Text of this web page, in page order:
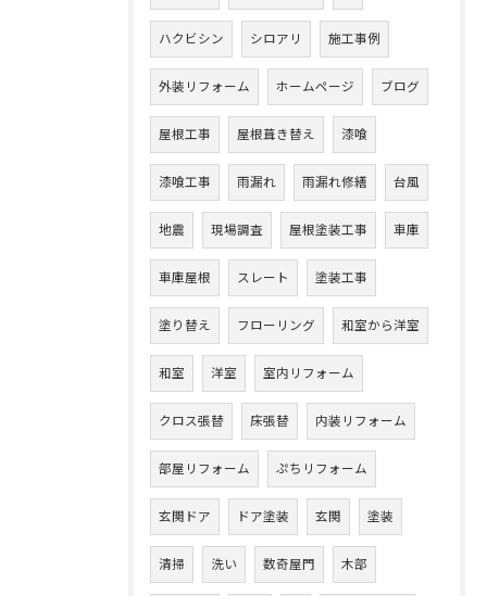
ハクビシン シロアリ 施工事例
外装リフォーム ホームページ ブログ
屋根工事 屋根葺き替え 漆喰
漆喰工事 雨漏れ 雨漏れ修繕 台風
地震 現場調査 屋根塗装工事 車庫
車庫屋根 スレート 塗装工事
塗り替え フローリング 和室から洋室
和室 洋室 室内リフォーム
クロス張替 床張替 内装リフォーム
部屋リフォーム ぷちリフォーム
玄関ドア ドア塗装 玄関 塗装
清掃 洗い 数奇屋門 木部